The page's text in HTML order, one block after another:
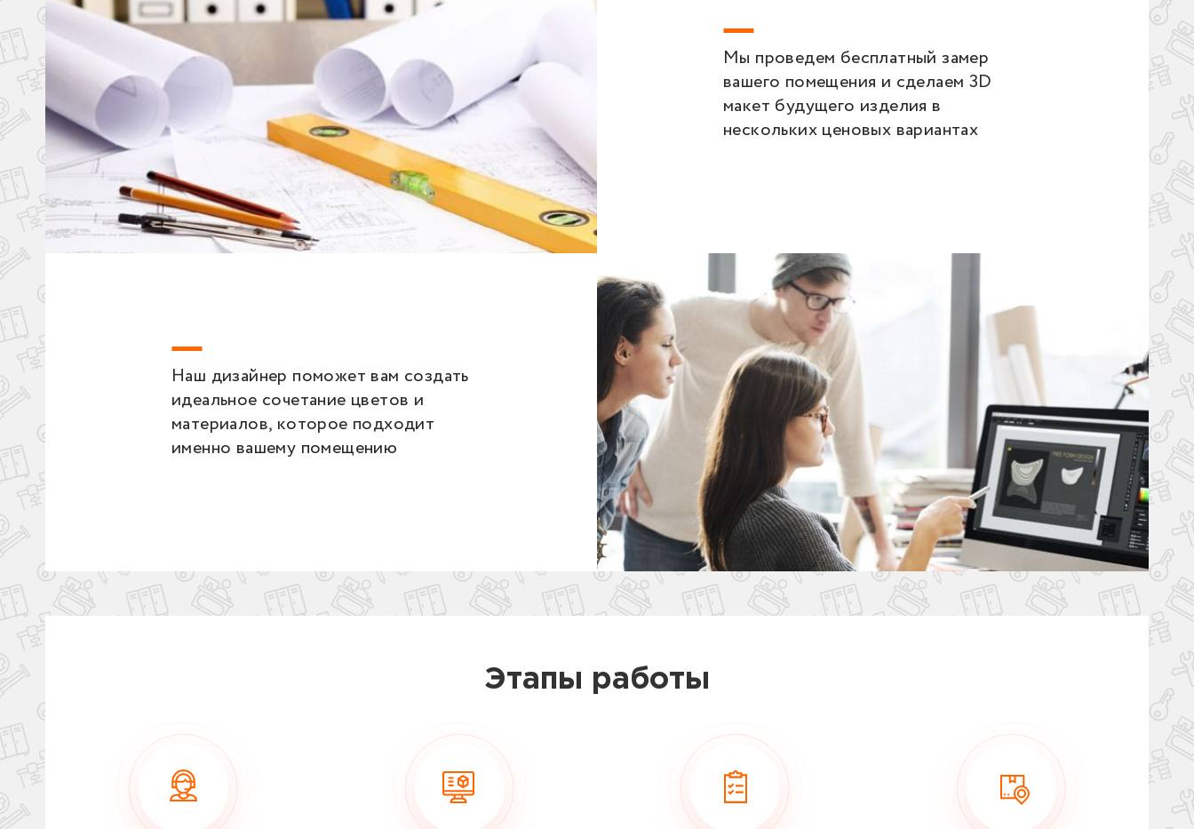
Мы проведем бесплатный замер
вашего помещения и сделаем 3D
макет будущего изделия в
нескольких ценовых вариантах
Наш дизайнер поможет вам создать
идеальное сочетание цветов и
материалов, которое подходит
именно вашему помещению
Этапы работы